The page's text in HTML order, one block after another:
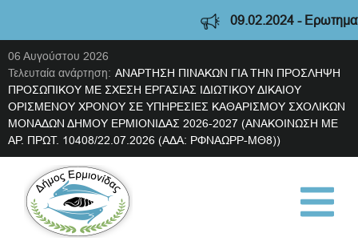
09.02.2024 -
06 Αυγούστου 2026
Τελευταία ανάρτηση: ΑΝΑΡΤΗΣΗ ΠΙΝΑΚΩΝ ΓΙΑ ΤΗΝ ΠΡΟΣΛΗΨΗ
ΠΡΟΣΩΠΙΚΟΥ ΜΕ ΣΧΕΣΗ ΕΡΓΑΣΙΑΣ ΙΔΙΩΤΙΚΟΥ ΔΙΚΑΙΟΥ
ΟΡΙΣΜΕΝΟΥ ΧΡΟΝΟΥ ΣΕ ΥΠΗΡΕΣΙΕΣ ΚΑΘΑΡΙΣΜΟΥ ΣΧΟΛΙΚΩΝ
ΜΟΝΑΔΩΝ ΔΗΜΟΥ ΕΡΜΙΟΝΙΔΑΣ 2026-2027 (ΑΝΑΚΟΙΝΩΣΗ ΜΕ
ΑΡ. ΠΡΩΤ. 10408/22.07.2026 (ΑΔΑ: ΡΦΝΑΩΡΡ-ΜΘ8))